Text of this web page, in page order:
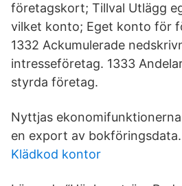
företagskort; Tillval Utlägg
vilket konto; Eget konto för
1332 Ackumulerade
intresseföretag. 1333
styrda företag.
Nyttjas
en export av bokföringsdata.
Klädkod kontor